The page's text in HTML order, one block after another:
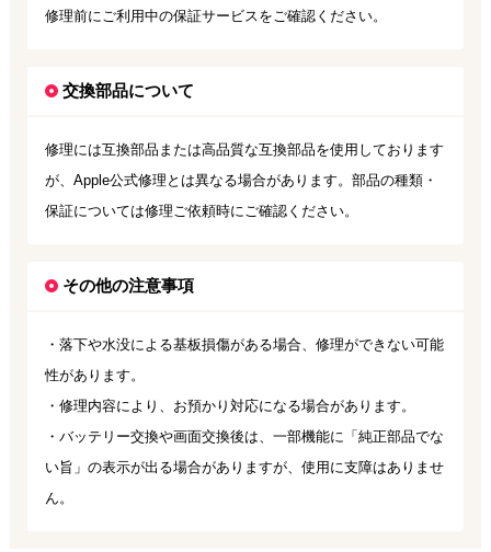
修理前にご利用中の保証サービスをご確認ください。
交換部品について
修理には互換部品または高品質な互換部品を使用しております
が、Apple公式修理とは異なる場合があります。部品の種類・
保証については修理ご依頼時にご確認ください。
その他の注意事項
・落下や水没による基板損傷がある場合、修理ができない可能
性があります。
・修理内容により、お預かり対応になる場合があります。
・バッテリー交換や画面交換後は、一部機能に「純正部品でな
い旨」の表示が出る場合がありますが、使用に支障はありませ
ん。